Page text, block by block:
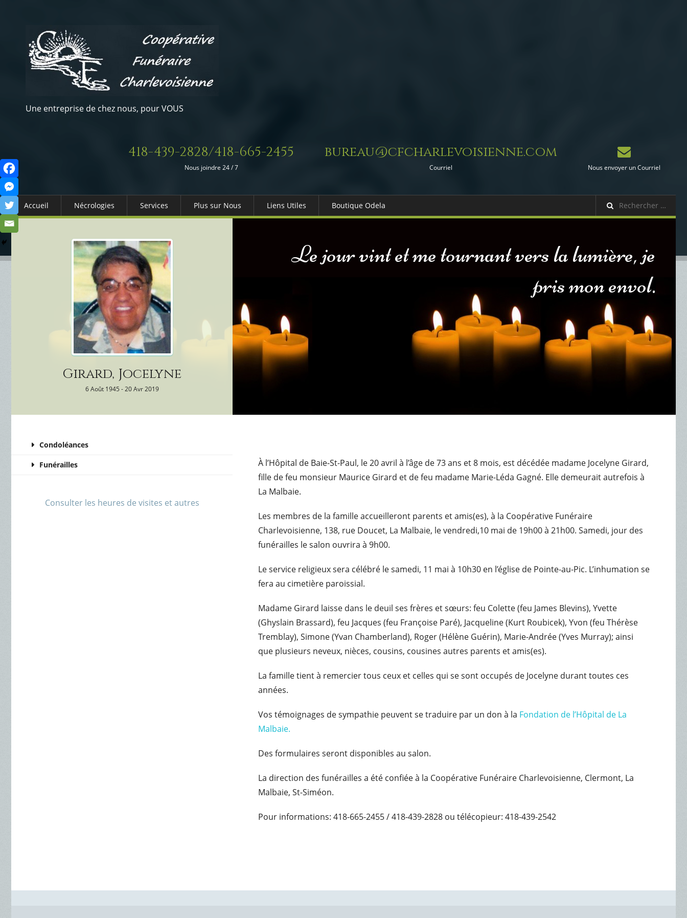
Une entreprise de chez nous, pour VOUS
418-439-2828/418-665-2455
Nous joindre 24 / 7
bureau@cfcharlevoisienne.com
Courriel Nous envoyer un Courriel
Accueil Nécrologies Services
Columbarium
Services Funéraires
Plus sur Nous Liens Utiles
Services Gouv. et Autres
Boutique Odela
Girard, Jocelyne
6 Août 1945 - 20 Avr 2019
Le jour vint et me tournant vers la lumière, je
pris mon envol.
Condoléances
Funérailles
Consulter les heures de visites et autres
À l’Hôpital de Baie-St-Paul, le 20 avril à l’âge de 73 ans et 8 mois, est décédée madame Jocelyne Girard,
fille de feu monsieur Maurice Girard et de feu madame Marie-Léda Gagné. Elle demeurait autrefois à
La Malbaie.
Les membres de la famille accueilleront parents et amis(es), à la Coopérative Funéraire
Charlevoisienne, 138, rue Doucet, La Malbaie, le vendredi,10 mai de 19h00 à 21h00. Samedi, jour des
funérailles le salon ouvrira à 9h00.
Le service religieux sera célébré le samedi, 11 mai à 10h30 en l’église de Pointe-au-Pic. L’inhumation se
fera au cimetière paroissial.
Madame Girard laisse dans le deuil ses frères et sœurs: feu Colette (feu James Blevins), Yvette
(Ghyslain Brassard), feu Jacques (feu Françoise Paré), Jacqueline (Kurt Roubicek), Yvon (feu Thérèse
Tremblay), Simone (Yvan Chamberland), Roger (Hélène Guérin), Marie-Andrée (Yves Murray); ainsi
que plusieurs neveux, nièces, cousins, cousines autres parents et amis(es).
La famille tient à remercier tous ceux et celles qui se sont occupés de Jocelyne durant toutes ces
années.
Vos témoignages de sympathie peuvent se traduire par un don à la Fondation de l’Hôpital de La
Malbaie.
Des formulaires seront disponibles au salon.
La direction des funérailles a été confiée à la Coopérative Funéraire Charlevoisienne, Clermont, La
Malbaie, St-Siméon.
Pour informations: 418-665-2455 / 418-439-2828 ou télécopieur: 418-439-2542